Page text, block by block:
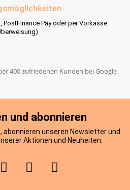
PostFinance Pay oder per Vorkasse
400 zufriedenen Kunden bei Google
und abonnieren
abonnieren unseren Newsletter und
Aktionen und Neuheiten.